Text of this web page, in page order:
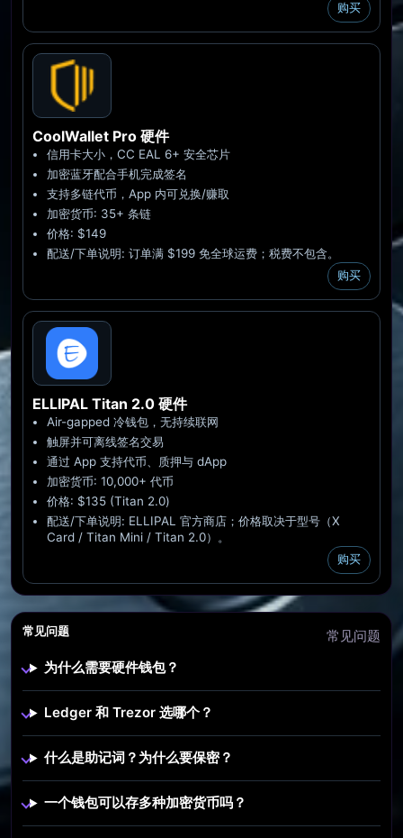
购买
CoolWallet Pro 硬件
信用卡大小，CC EAL 6+ 安全芯片
加密蓝牙配合手机完成签名
支持多链代币，App 内可兑换/赚取
加密货币: 35+ 条链
价格: $149
配送/下单说明: 订单满 $199 免全球运费；税费不包含。
购买
ELLIPAL Titan 2.0 硬件
Air-gapped 冷钱包，无持续联网
触屏并可离线签名交易
通过 App 支持代币、质押与 dApp
加密货币: 10,000+ 代币
价格: $135 (Titan 2.0)
配送/下单说明: ELLIPAL 官方商店；价格取决于型号（X
Card / Titan Mini / Titan 2.0）。
购买
常见问题
常见问题
为什么需要硬件钱包？
Ledger 和 Trezor 选哪个？
什么是助记词？为什么要保密？
一个钱包可以存多种加密货币吗？